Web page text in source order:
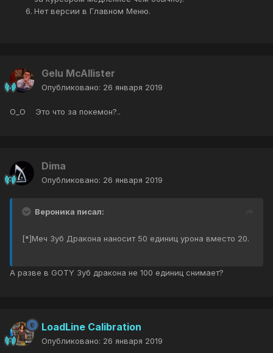
Нет версии в Главном Меню.
Gelu McAllister
Опубликовано: 26 января 2019
О_О Это что за покемон?..
Dima
Опубликовано: 26 января 2019
Вероника писал:
[*]Меч Зуб Дракона наносит 50 единиц урона вместо 20.
А разве в GOTY Зуб дракона не 100 единиц снимает?
LoadLine Calibration
Опубликовано: 26 января 2019